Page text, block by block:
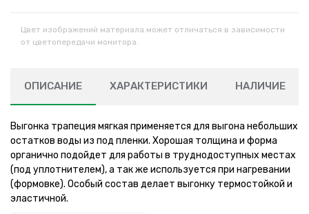
Цвет изображений материала может отличаться в зависимости
от цветопередачи монитора.
ОПИСАНИЕ ХАРАКТЕРИСТИКИ НАЛИЧИЕ
Выгонка трапеция мягкая применяется для выгона небольших
остатков воды из под пленки. Хорошая толщина и форма
органично подойдет для работы в труднодоступных местах
(под уплотнителем), а так же используется при нагревании
(формовке). Особый состав делает выгонку термостойкой и
эластичной.